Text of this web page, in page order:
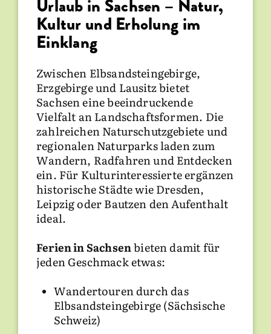
Urlaub in Sachsen – Natur,
Kultur und Erholung im
Einklang
Zwischen Elbsandsteingebirge,
Erzgebirge und Lausitz bietet
Sachsen eine beeindruckende
Vielfalt an Landschaftsformen. Die
zahlreichen Naturschutzgebiete und
regionalen Naturparks laden zum
Wandern, Radfahren und Entdecken
ein. Für Kulturinteressierte ergänzen
historische Städte wie Dresden,
Leipzig oder Bautzen den Aufenthalt
ideal.
Ferien in Sachsenbieten damit für
jeden Geschmack etwas:
Wandertouren durch das
Elbsandsteingebirge (Sächsische
Schweiz)
Ihre Unterkunft auf dem
Land: Ferienwohnung,
Ferienhaus oder Bauernhof
Ob gemütlicheFerienwohnung in
Sachsen, komfortablesFerienhaus
im Grünenoder erlebnisreicher
Urlaub auf dem Bauernhof in
Sachsen– auf Landsichten.de finden
Sie eine Vielzahl authentischer
Gastgeber. Unsere Unterkünfte sind
eingebettet in idyllische
Landschaften und oft
familiengeführt – perfekt für Gäste,
die Wert auf persönliche Atmosphäre
Entdecken Sie unsere Auswahl an
Ferienwohnungen in Sachsen
Bauernhöfen. Weitere Urlaubsideen
in Sachsen haben wir inReiterhöfen
Kinder & Familie
Regionale Spezialitäten und
Ausflugsziele
Sachsen ist nicht nur landschaftlich
reizvoll, sondern auch kulturell und
kulinarisch interessant. Genießen
Sie regionale Produkte direkt vom
Hof, entdecken Sie traditionelle
Handwerkskunst oder besuchen Sie
lebendige Feste und Märkte.
Sehenswertes in der Region:
Dresdenmit Frauenkirche und
Zwinger
Leipzigals Kulturmetropole mit
Szenevierteln
Görlitz, die Perle an der Neiße
Schloss Moritzburg